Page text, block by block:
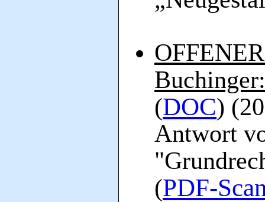
(DOC)
Antwort
(PDF-